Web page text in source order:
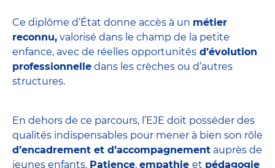
Ce diplôme d’État donne accès à un métier
reconnu, valorisé dans le champ de la petite
enfance, avec de réelles opportunités d’évolution
professionnelle dans les crèches ou d’autres
structures.
En dehors de ce parcours, l’EJE doit posséder des
qualités indispensables pour mener à bien son rôle
d’encadrement et d’accompagnement auprès de
jeunes enfants. Patience, empathie et pédagogie